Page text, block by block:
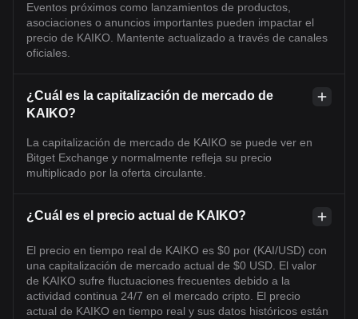
Eventos próximos como lanzamientos de productos,
asociaciones o anuncios importantes pueden impactar el
precio de KAIKO. Mantente actualizado a través de canales
oficiales.
¿Cuál es la capitalización de mercado de
KAIKO?
La capitalización de mercado de KAIKO se puede ver en
Bitget Exchange y normalmente refleja su precio
multiplicado por la oferta circulante.
¿Cuál es el precio actual de KAIKO?
El precio en tiempo real de KAIKO es $0 por (KAI/USD) con
una capitalización de mercado actual de $0 USD. El valor
de KAIKO sufre fluctuaciones frecuentes debido a la
actividad continua 24/7 en el mercado cripto. El precio
actual de KAIKO en tiempo real y sus datos históricos están